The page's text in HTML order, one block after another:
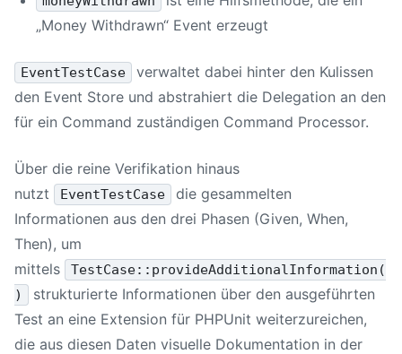
„Money Withdrawn“ Event erzeugt
EventTestCase
verwaltet dabei hinter den Kulissen
den Event Store und abstrahiert die Delegation an den
für ein Command zuständigen Command Processor.
Über die reine Verifikation hinaus
nutzt
EventTestCase
die gesammelten
Informationen aus den drei Phasen (Given, When,
Then), um
mittels
TestCase::provideAdditionalInformation(
)
strukturierte Informationen über den ausgeführten
Test an eine Extension für PHPUnit weiterzureichen,
die aus diesen Daten visuelle Dokumentation in der